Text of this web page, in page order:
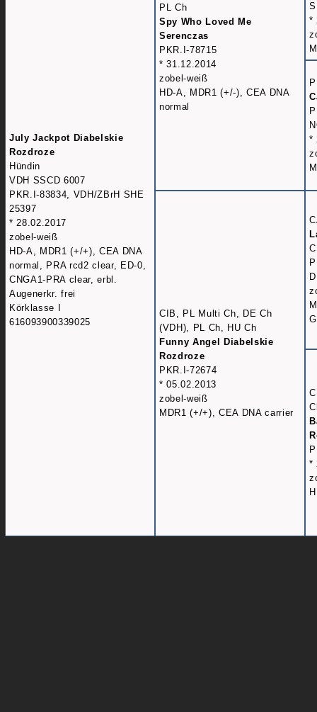
July Jackpot Diabelskie
Rozdroze
Hündin
VDH SSCD 6007
PKR.I-83834, VDH/ZBrH SHE
25397
* 28.02.2017
zobel-weiß
HD-A, MDR1 (+/+), CEA DNA
normal, PRA rcd2 clear, ED-0,
CNGA1-PRA clear, erbl.
Augenerkr. frei
Körklasse I
616093900339025
PL Ch
Spy Who Loved Me
Serenczas
PKR.I-78715
* 31.12.2014
zobel-weiß
HD-A, MDR1 (+/-), CEA DNA
normal
*
*
CIB, PL Multi Ch, DE Ch
(VDH), PL Ch, HU Ch
Funny Angel Diabelskie
Rozdroze
PKR.I-72674
* 05.02.2013
zobel-weiß
MDR1 (+/+), CEA DNA carrier
*